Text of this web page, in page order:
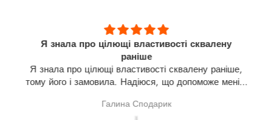
Я знала про цілющі властивості сквалену
раніше
Я знала про цілющі властивості сквалену раніше,
тому його і замовила. Надіюся, що допоможе мені в
результат говорити зарано.
Галина Сподарик